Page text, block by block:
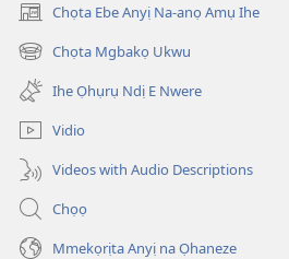
Chọta Ebe Anyị Na-anọ Amụ Ihe
(ga-
emepere
gị
ebe
ọzọ
ị
anọ
gụọ
ya)
Chọta Mgbakọ Ukwu
(ga-
emepere
gị
ebe
ọzọ
ị
ga-
anọ
ya)
Ihe Ọhụrụ Ndị E Nwere
Vidio
Videos with Audio Descriptions
Chọọ
Mmekọrịta Anyị na Ọhaneze